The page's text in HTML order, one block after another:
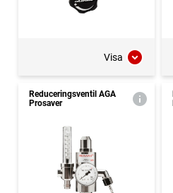
Visa
Reduceringsventil AGA
Prosaver